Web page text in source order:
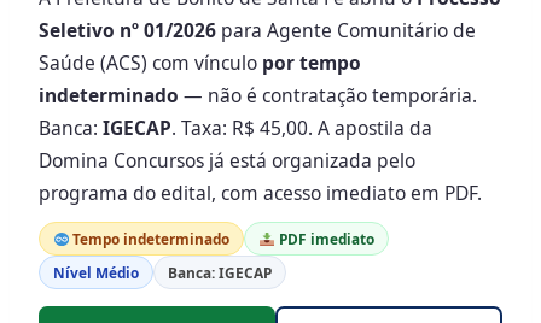
Seletivo nº 01/2026 para Agente Comunitário de
Saúde (ACS) com vínculo por tempo
indeterminado — não é contratação temporária.
Banca: IGECAP. Taxa: R$ 45,00. A apostila da
Domina Concursos já está organizada pelo
programa do edital, com acesso imediato em PDF.
Tempo indeterminado
PDF imediato
Nível Médio
Banca: IGECAP